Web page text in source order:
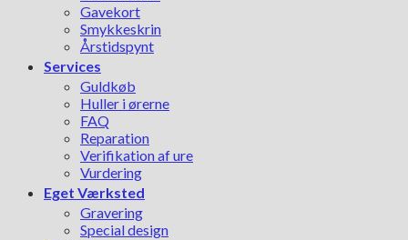
Gavekort
Smykkeskrin
Årstidspynt
Services
Guldkøb
Huller i ørerne
FAQ
Reparation
Verifikation af ure
Vurdering
Eget Værksted
Gravering
Special design